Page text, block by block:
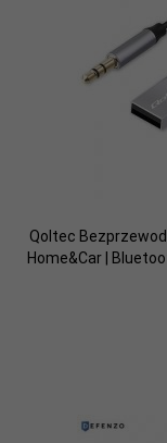
Qoltec
Home&Car |